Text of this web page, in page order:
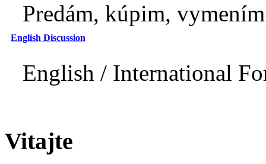
Predám, kúpim,
English Discussion
English / International
Vitajte